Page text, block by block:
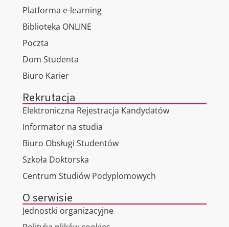
Platforma e-learning
Biblioteka ONLINE
Poczta
Dom Studenta
Biuro Karier
Rekrutacja
Elektroniczna Rejestracja Kandydatów
Informator na studia
Biuro Obsługi Studentów
Szkoła Doktorska
Centrum Studiów Podyplomowych
O serwisie
Jednostki organizacyjne